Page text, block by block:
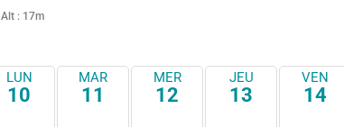
Alt : 17m
LUN
10
MAR
11
MER
12
JEU
13
VEN
14